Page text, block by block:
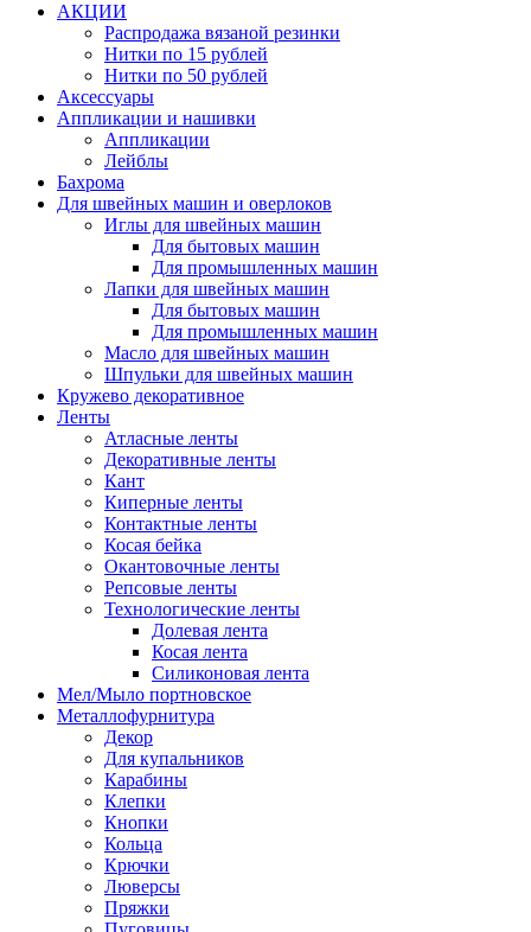
АКЦИИ
Распродажа вязаной резинки
Нитки по 15 рублей
Нитки по 50 рублей
Аксессуары
Аппликации и нашивки
Аппликации
Лейблы
Бахрома
Для швейных машин и оверлоков
Иглы для швейных машин
Для бытовых машин
Для промышленных машин
Лапки для швейных машин
Для бытовых машин
Для промышленных машин
Масло для швейных машин
Шпульки для швейных машин
Кружево декоративное
Ленты
Атласные ленты
Декоративные ленты
Кант
Киперные ленты
Контактные ленты
Косая бейка
Окантовочные ленты
Репсовые ленты
Технологические ленты
Долевая лента
Косая лента
Силиконовая лента
Мел/Мыло портновское
Металлофурнитура
Декор
Для купальников
Карабины
Клепки
Кнопки
Кольца
Крючки
Люверсы
Пряжки